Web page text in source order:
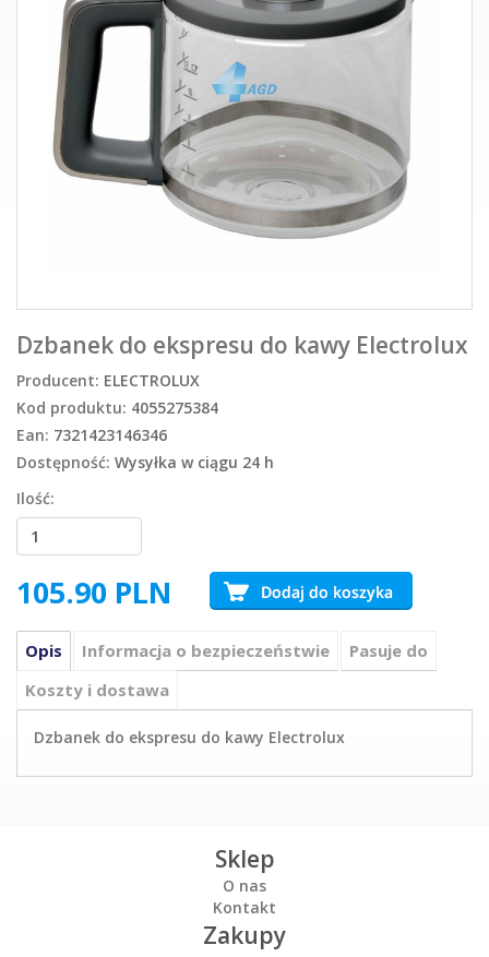
Dzbanek do ekspresu do kawy Electrolux
Producent: ELECTROLUX
Kod produktu: 4055275384
Ean: 7321423146346
Dostępność: Wysyłka w ciągu 24 h
Ilość:
105.90 PLN
Opis Informacja o bezpieczeństwie
Pasuje do
Koszty i dostawa
Dzbanek do ekspresu do kawy Electrolux
Sklep
O nas
Kontakt
Zakupy